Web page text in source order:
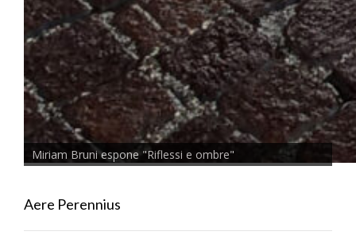
Miriam Bruni espone "Riflessi e ombre"
Aere Perennius